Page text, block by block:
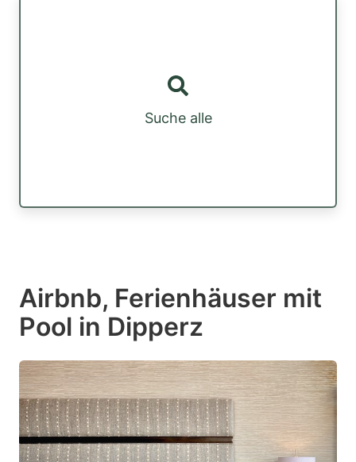
Suche alle
Airbnb, Ferienhäuser mit
Pool in Dipperz